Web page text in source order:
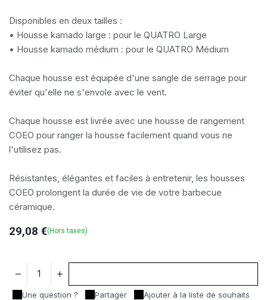
Disponibles en deux tailles :
• Housse kamado large : pour le QUATRO Large
• Housse kamado médium : pour le QUATRO Médium
Chaque housse est équipée d'une sangle de serrage pour
éviter qu'elle ne s'envole avec le vent.
Chaque housse est livrée avec une housse de rangement
COEO pour ranger la housse facilement quand vous ne
l'utilisez pas.
Résistantes, élégantes et faciles à entretenir, les housses
COEO prolongent la durée de vie de votre barbecue
céramique.
29,08 €(Hors taxes)
Une question ? Partager Ajouter à la liste de souhaits